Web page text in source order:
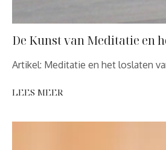
De Kunst van Meditatie en
Artikel: Meditatie en het loslaten
LEES MEER